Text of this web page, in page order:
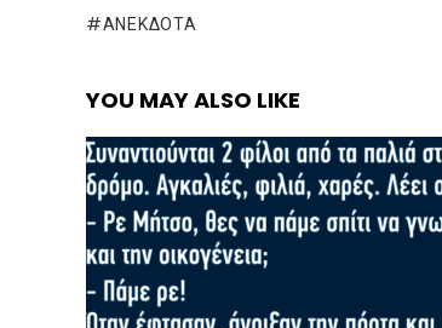
ΑΝΈΚΔΟΤΑ
YOU MAY ALSO LIKE